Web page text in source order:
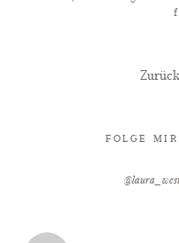
ÜBER MICH
FOLGE